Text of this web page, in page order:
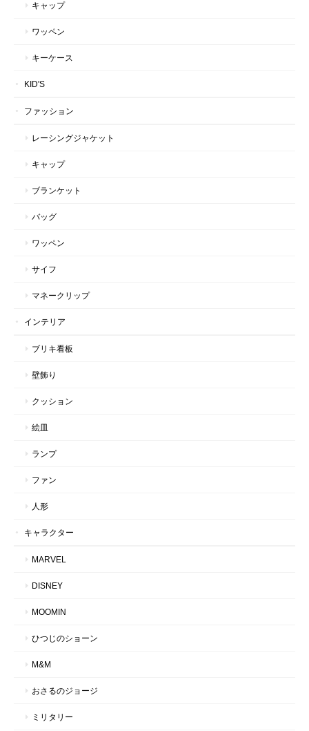
キャップ
ワッペン
キーケース
KID'S
ファッション
レーシングジャケット
キャップ
ブランケット
バッグ
ワッペン
サイフ
マネークリップ
インテリア
ブリキ看板
壁飾り
クッション
絵皿
ランプ
ファン
人形
キャラクター
MARVEL
DISNEY
MOOMIN
ひつじのショーン
M&M
おさるのジョージ
ミリタリー